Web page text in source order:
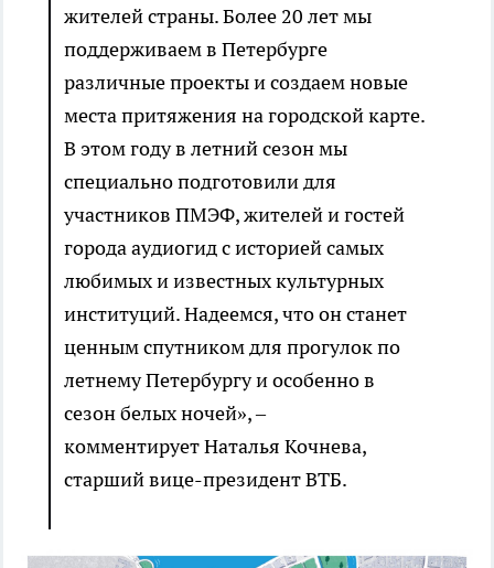
жителей страны. Более 20 лет мы
поддерживаем в Петербурге
различные проекты и создаем новые
места притяжения на городской карте.
В этом году в летний сезон мы
специально подготовили для
участников ПМЭФ, жителей и гостей
города аудиогид с историей самых
любимых и известных культурных
институций. Надеемся, что он станет
ценным спутником для прогулок по
летнему Петербургу и особенно в
сезон белых ночей», –
комментирует Наталья Кочнева,
старший вице-президент ВТБ.